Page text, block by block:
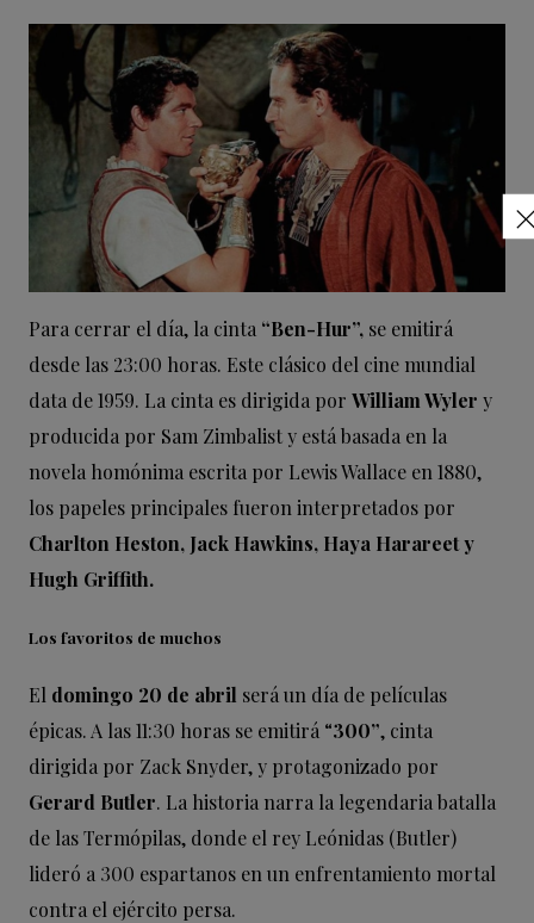
Para cerrar el día, la cinta “Ben-Hur”, se emitirá
desde las 23:00 horas. Este clásico del cine mundial
data de 1959. La cinta es dirigida por William Wyler y
producida por Sam Zimbalist y está basada en la
novela homónima escrita por Lewis Wallace en 1880,
los papeles principales fueron interpretados por
Charlton Heston, Jack Hawkins, Haya Harareet y
Hugh Griffith.
Los favoritos de muchos
El domingo 20 de abril será un día de películas
épicas. A las 11:30 horas se emitirá “300”, cinta
dirigida por Zack Snyder, y protagonizado por
Gerard Butler. La historia narra la legendaria batalla
de las Termópilas, donde el rey Leónidas (Butler)
lideró a 300 espartanos en un enfrentamiento mortal
contra el ejército persa.